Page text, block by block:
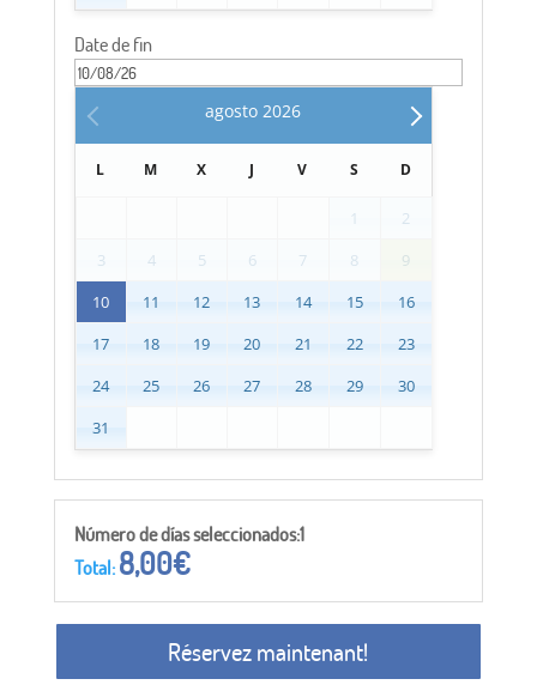
Date de fin
agosto 2026
L M X J V S D
1
2
3
4 5 6 7 8
9
10
11 12 13 14 15
16
17
18 19 20 21 22
23
24
25 26 27 28 29
30
31
Número de días seleccionados:1
Total: 8,00€
Réservez maintenant!